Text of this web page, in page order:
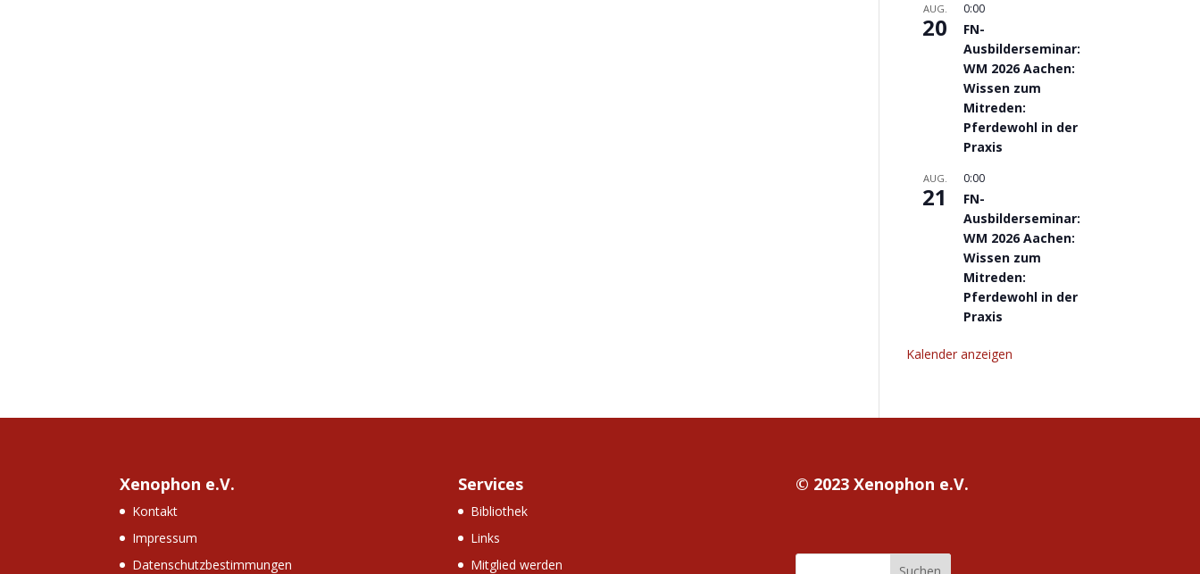
AUG.
20
0:00
FN-
Ausbilderseminar:
WM 2026 Aachen:
Wissen zum
Mitreden:
Pferdewohl in der
Praxis
AUG.
21
0:00
FN-
Ausbilderseminar:
WM 2026 Aachen:
Wissen zum
Mitreden:
Pferdewohl in der
Praxis
Kalender anzeigen
Xenophon e.V.
Kontakt
Impressum
Datenschutzbestimmungen
Services
Bibliothek
Links
Mitglied werden
© 2023 Xenophon e.V.